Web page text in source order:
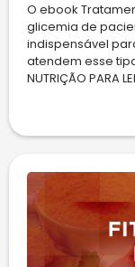
O ebook
glicemia de
indispensável
atendem esse tipo
NUTRIÇÃO PARA